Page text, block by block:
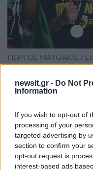
newsit.gr - Do Not
Information
If you wish to opt-out of
processing of your
targeted advertising by
section to confirm your
opt-out request is
interest-based ads
ΓΙΩΡΓΟΣ ΜΑΤΘΑΙΟΣ /
Πρώτος βγήκε ο
Πήλιος, Γκρούγιτς,
Μάριο, Κοϊτά, Ρότα,
του), Γκεοργκίεφ,
Κάλενς,
Πενράις,